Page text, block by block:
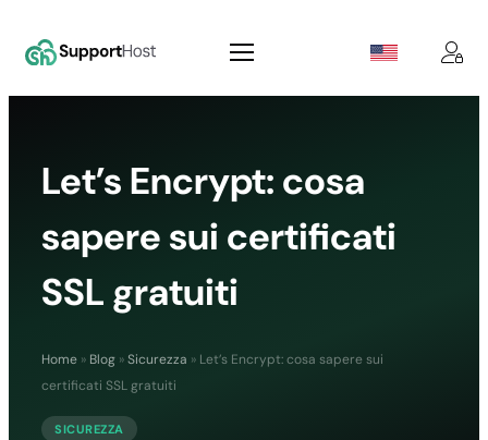
Let’s Encrypt: cosa
sapere sui certificati
SSL gratuiti
Home » Blog »Sicurezza » Let’s Encrypt: cosa sapere sui
certificati SSL gratuiti
SICUREZZA